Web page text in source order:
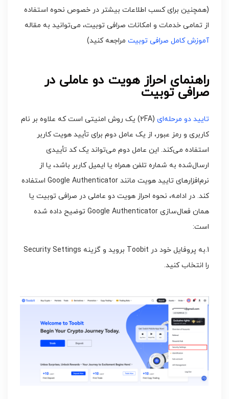
(همچنین برای کسب اطلاعات بیشتر در خصوص نحوه استفاده
از تمامی خدمات و امکانات صرافی توبیت، می‌توانید به مقاله
آموزش کامل صرافی توبیت مراجعه کنید)
راهنمای احراز هویت دو عاملی در
صرافی توبیت
تایید دو مرحله‌ای
(2FA) یک روش امنیتی است که علاوه بر نام
کاربری و رمز عبور، از یک عامل دوم برای تأیید هویت کاربر
استفاده می‌کند. این عامل دوم می‌تواند یک کد تأییدی
ارسال‌شده به شماره تلفن همراه یا ایمیل کاربر باشد، یا از
نرم‌افزارهای تایید هویت مانند Google Authenticator استفاده
کند. در ادامه، نحوه احراز هویت دو عاملی در صرافی توبیت یا
همان فعال‌سازی Google Authenticator توضیح داده شده
است:
1.به پروفایل خود در Toobit بروید و گزینه Security Settings
را انتخاب کنید.